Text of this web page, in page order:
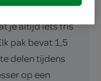
drank
je altijd iets fris
pak bevat 1,5
delen tijdens
op een